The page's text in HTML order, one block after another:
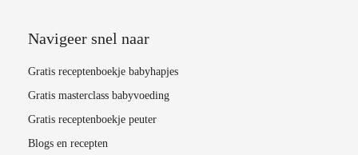
Navigeer snel naar
Gratis receptenboekje babyhapjes
Gratis masterclass babyvoeding
Gratis receptenboekje peuter
Blogs en recepten